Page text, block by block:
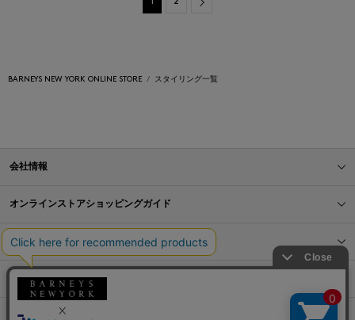
BARNEYS NEW YORK ONLINE STORE スタイリング一覧
会社情報
オンラインストアショッピングガイド
店舗情報
サービス